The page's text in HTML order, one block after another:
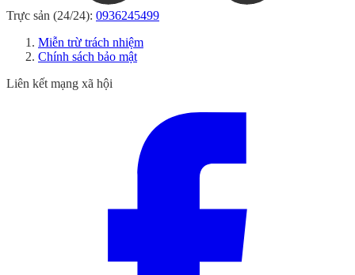
Trực sản (24/24): 0936245499
Miễn trừ trách nhiệm
Chính sách bảo mật
Liên kết mạng xã hội